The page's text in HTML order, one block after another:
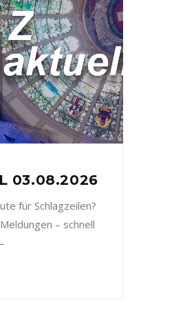
03.08.2026
für Schlagzeilen?
– schnell